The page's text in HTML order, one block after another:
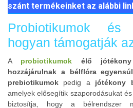
szánt termékeinket az alábbi
Probiotikumok és
hogyan támogatják
A probiotikumok élő
hozzájárulnak a bélflóra
prebiotikumok pedig a jótékony
amelyek elősegítik szaporodásukat
biztosítja, hogy a bélrendszer